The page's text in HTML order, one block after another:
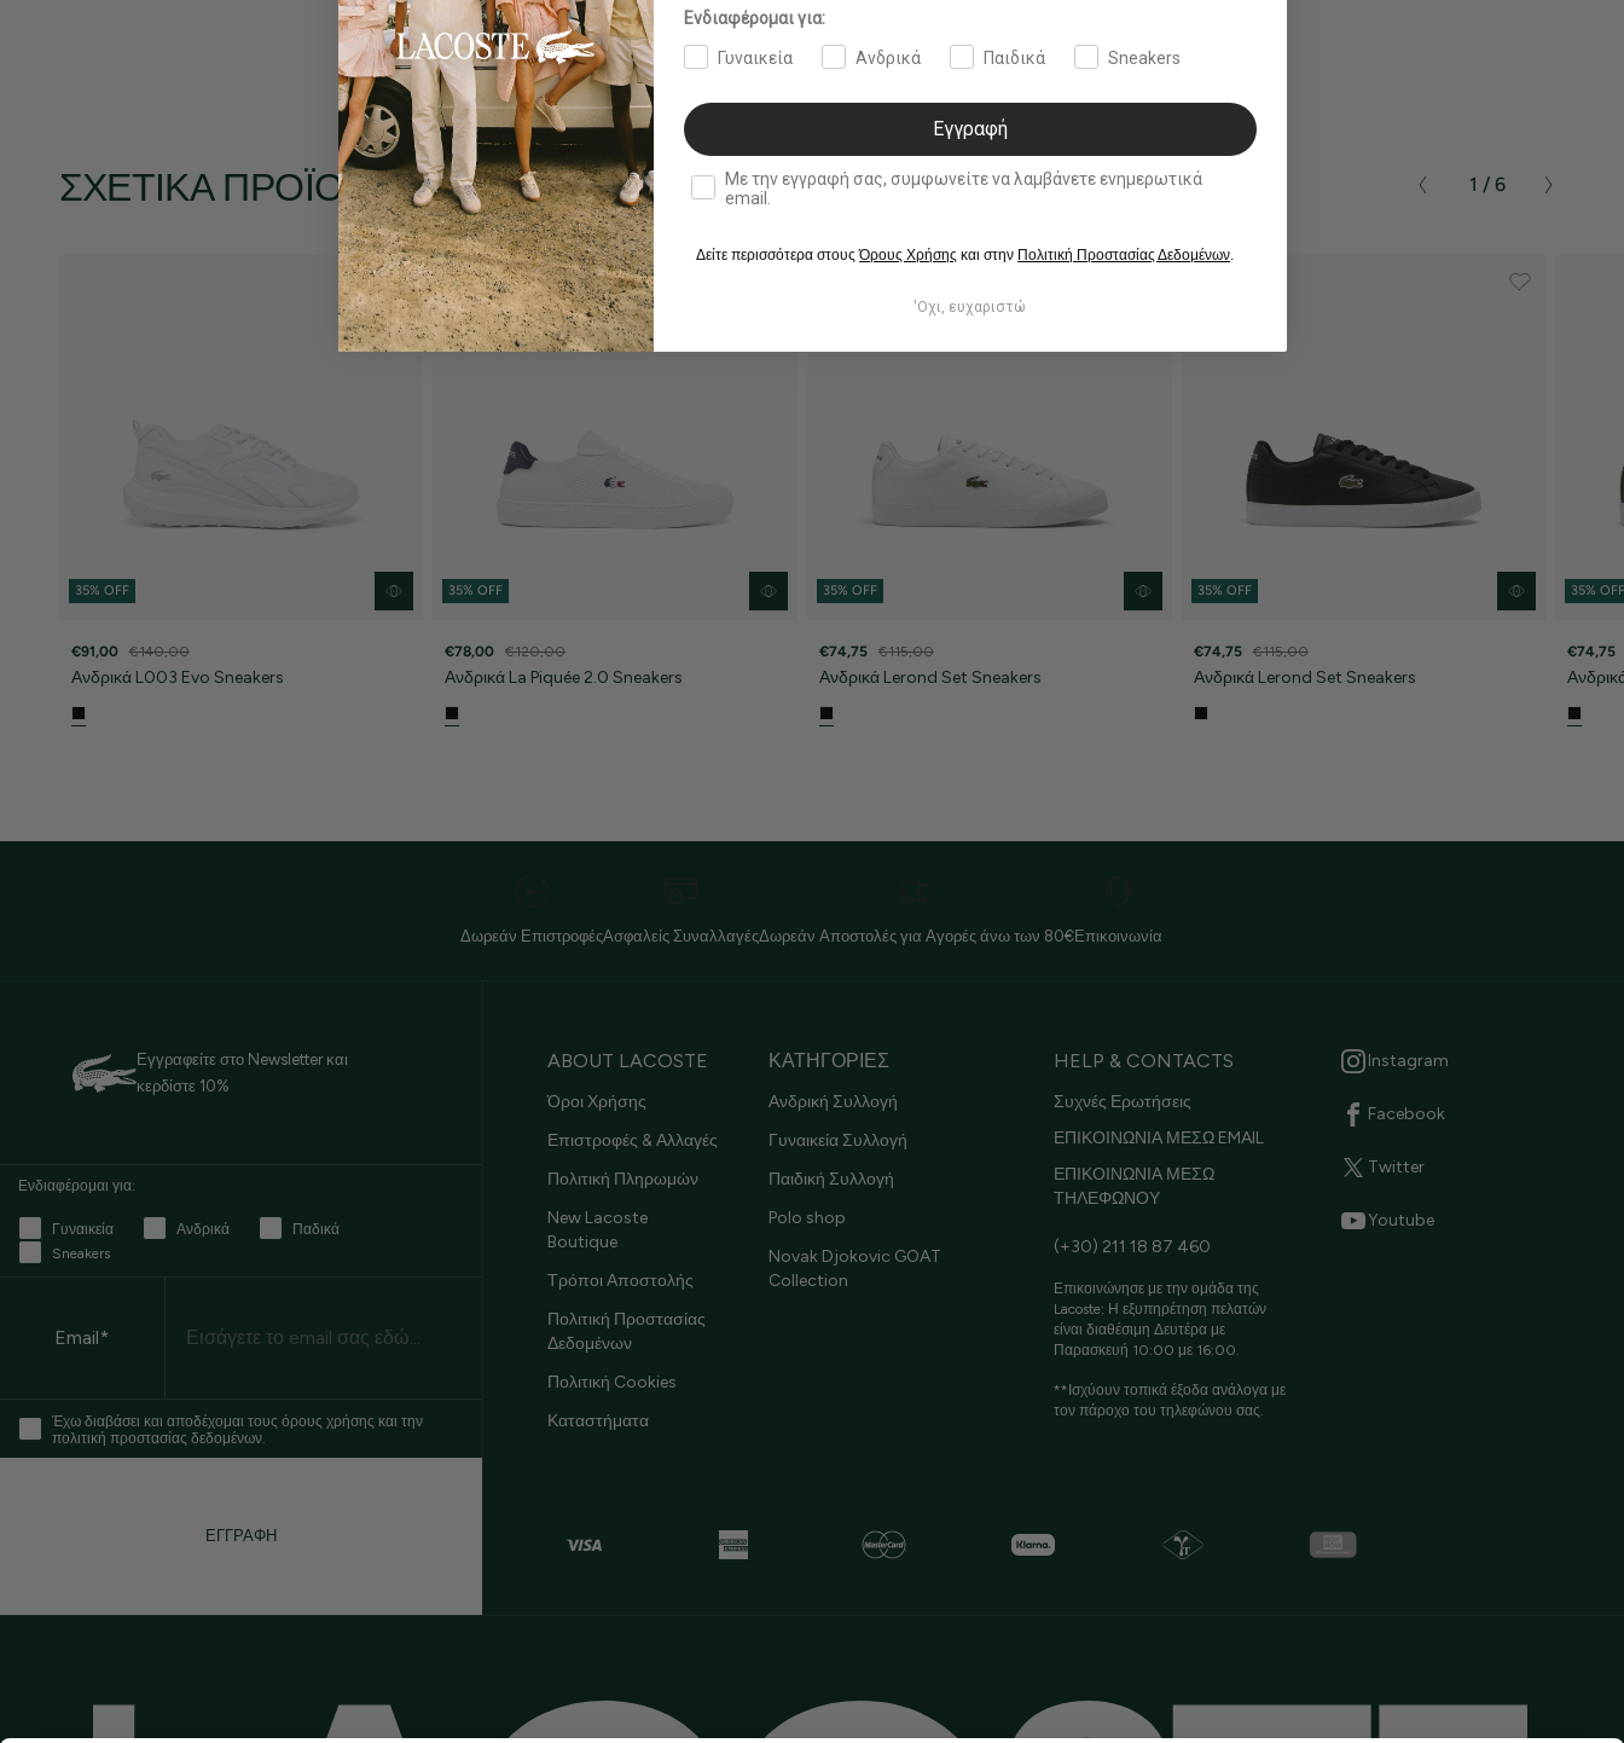
ΣΧΕΤΙΚΆ ΠΡΟΪΌΝΤΑ
35% OFF
€91,00 €140,00
Ανδρικά L003 Evo Sneakers
35% OFF
€78,00 €120,00
Ανδρικά La Piquée 2.0 Sneakers
35% OFF
€74,75 €115,00
Ανδρικά Lerond Set Sneakers
35% OFF
€74,75 €115,00
Ανδρικά Lerond Set Sneakers
35%
€74,75
1 / 6
Δωρεάν ΕπιστροφέςΑσφαλείς ΣυναλλαγέςΔωρεάν Αποστολές για Αγορές άνω των 80€Επικοινωνία
Εγγραφείτε στο Newsletter και
κερδίστε 10%
Ενδιαφέρομαι για:
Γυναικεία Ανδρικά
Παδικά
Sneakers
Email*
Έχω διαβάσει και αποδέχομαι τους όρους χρήσης και την
πολιτική προστασίας δεδομένων.
ΕΓΓΡΑΦΗ
ABOUT LACOSTE
Όροι Χρήσης
Επιστροφές & Αλλαγές
Πολιτική Πληρωμών
New Lacoste
Boutique
Τρόποι Αποστολής
Πολιτική Προστασίας
Δεδομένων
Πολιτική Cookies
Καταστήματα
ΚΑΤΗΓΟΡΙΕΣ
Ανδρική Συλλογή
Γυναικεία Συλλογή
Παιδική Συλλογή
Polo shop
Novak Djokovic GOAT
Collection
HELP & CONTACTS
Συχνές Ερωτήσεις
ΕΠΙΚΟΙΝΩΝΙΑ ΜΕΣΩ EMAIL
ΕΠΙΚΟΙΝΩΝΙΑ ΜΕΣΩ
ΤΗΛΕΦΩΝΟΥ
(+30) 211 18 87 460
Επικοινώνησε με την ομάδα της
Lacoste: Η εξυπηρέτηση πελατών
είναι διαθέσιμη Δευτέρα με
Παρασκευή 10:00 με 16:00.
**Ισχύουν τοπικά έξοδα ανάλογα με
τον πάροχο του τηλεφώνου σας.
Instagram
Facebook
Twitter
Youtube
Ενδιαφέρομαι για:
Γυναικεία Ανδρικά Παιδικά Sneakers
Εγγραφή
double opt in
Με την εγγραφή σας, συμφωνείτε να λαμβάνετε ενημερωτικά
email.
Δείτε περισσότερα στουςΌρους Χρήσης και στην Πολιτική Προστασίας Δεδομένων.
'Οχι, ευχαριστώ